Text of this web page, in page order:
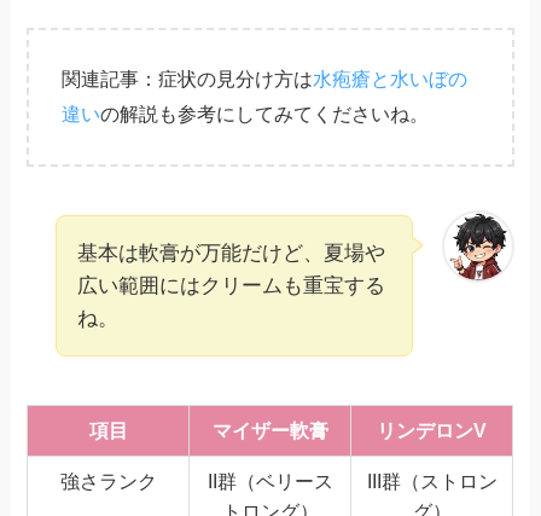
関連記事：症状の見分け方は水疱瘡と水いぼの
違いの解説も参考にしてみてくださいね。
基本は軟膏が万能だけど、夏場や
広い範囲にはクリームも重宝する
ね。
項目 マイザー軟膏 リンデロンV
強さランク
II群（ベリース
トロング）
III群（ストロン
グ）